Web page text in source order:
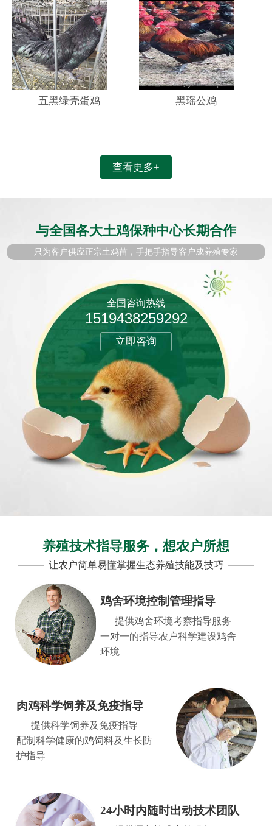
五黑绿壳蛋鸡 黑瑶公鸡
查看更多+
与全国各大土鸡保种中心长期合作
只为客户供应正宗土鸡苗，手把手指导客户成养殖专家
全国咨询热线
1519438259292
立即咨询
养殖技术指导服务，想农户所想
让农户简单易懂掌握生态养殖技能及技巧
鸡舍环境控制管理指导
提供鸡舍环境考察指导服务
一对一的指导农户科学建设鸡舍
环境
肉鸡科学饲养及免疫指导
提供科学饲养及免疫指导
配制科学健康的鸡饲料及生长防
护指导
24小时内随时出动技术团队